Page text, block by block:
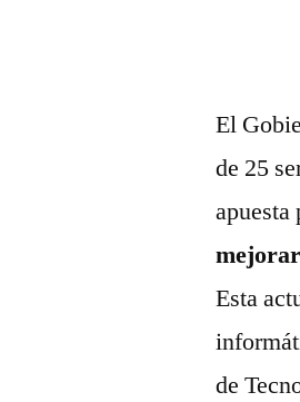
El
de 25
Esta
de